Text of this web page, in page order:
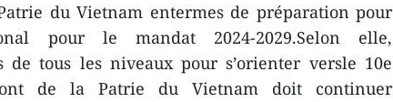
du Vietnam entermes de préparation pour
pour le mandat 2024-2029.Selon elle,
de tous les niveaux pour s’orienter versle 10e
de la Patrie du Vietnam doit continuer